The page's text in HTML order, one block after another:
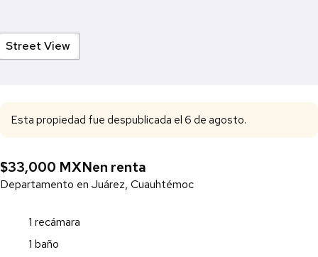
Street View
Esta propiedad fue despublicada el 6 de agosto.
$33,000 MXNen renta
Departamento en Juárez, Cuauhtémoc
1 recámara
1 baño